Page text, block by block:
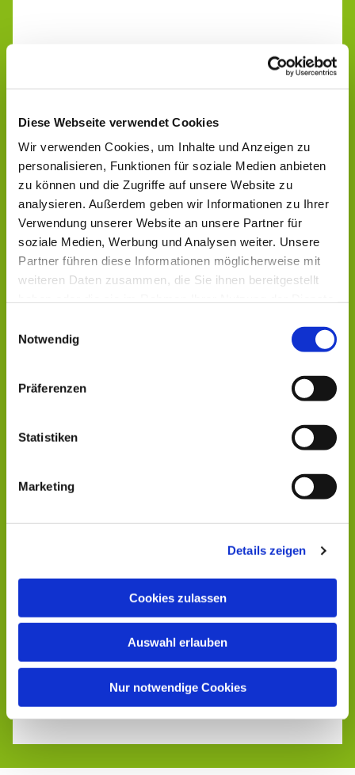
Diese Webseite verwendet Cookies
Wir verwenden Cookies, um Inhalte und Anzeigen zu
personalisieren, Funktionen für soziale Medien anbieten
zu können und die Zugriffe auf unsere Website zu
analysieren. Außerdem geben wir Informationen zu Ihrer
Verwendung unserer Website an unsere Partner für
soziale Medien, Werbung und Analysen weiter. Unsere
Partner führen diese Informationen möglicherweise mit
weiteren Daten zusammen, die Sie ihnen bereitgestellt
Notwendig
Präferenzen
Statistiken
Marketing
Details zeigen
Cookies zulassen
Auswahl erlauben
Nur notwendige Cookies